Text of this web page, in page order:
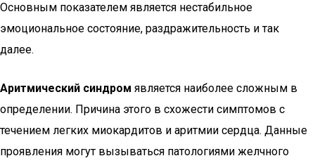
Основным показателем является нестабильное
эмоциональное состояние, раздражительность и так
далее.
Аритмический синдром является наиболее сложным в
определении. Причина этого в схожести симптомов с
течением легких миокардитов и аритмии сердца. Данные
проявления могут вызываться патологиями желчного